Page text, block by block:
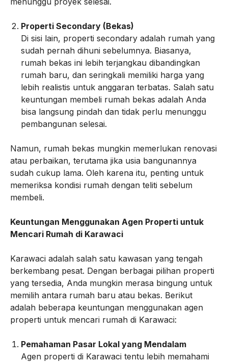
Properti Secondary (Bekas)
Di sisi lain, properti secondary adalah rumah yang
sudah pernah dihuni sebelumnya. Biasanya,
rumah bekas ini lebih terjangkau dibandingkan
rumah baru, dan seringkali memiliki harga yang
lebih realistis untuk anggaran terbatas. Salah satu
keuntungan membeli rumah bekas adalah Anda
bisa langsung pindah dan tidak perlu menunggu
pembangunan selesai.
Namun, rumah bekas mungkin memerlukan renovasi
atau perbaikan, terutama jika usia bangunannya
sudah cukup lama. Oleh karena itu, penting untuk
memeriksa kondisi rumah dengan teliti sebelum
membeli.
Keuntungan Menggunakan Agen Properti untuk
Mencari Rumah di Karawaci
Karawaci adalah salah satu kawasan yang tengah
berkembang pesat. Dengan berbagai pilihan properti
yang tersedia, Anda mungkin merasa bingung untuk
memilih antara rumah baru atau bekas. Berikut
adalah beberapa keuntungan menggunakan agen
properti untuk mencari rumah di Karawaci:
Pemahaman Pasar Lokal yang Mendalam
Agen properti di Karawaci tentu lebih memahami